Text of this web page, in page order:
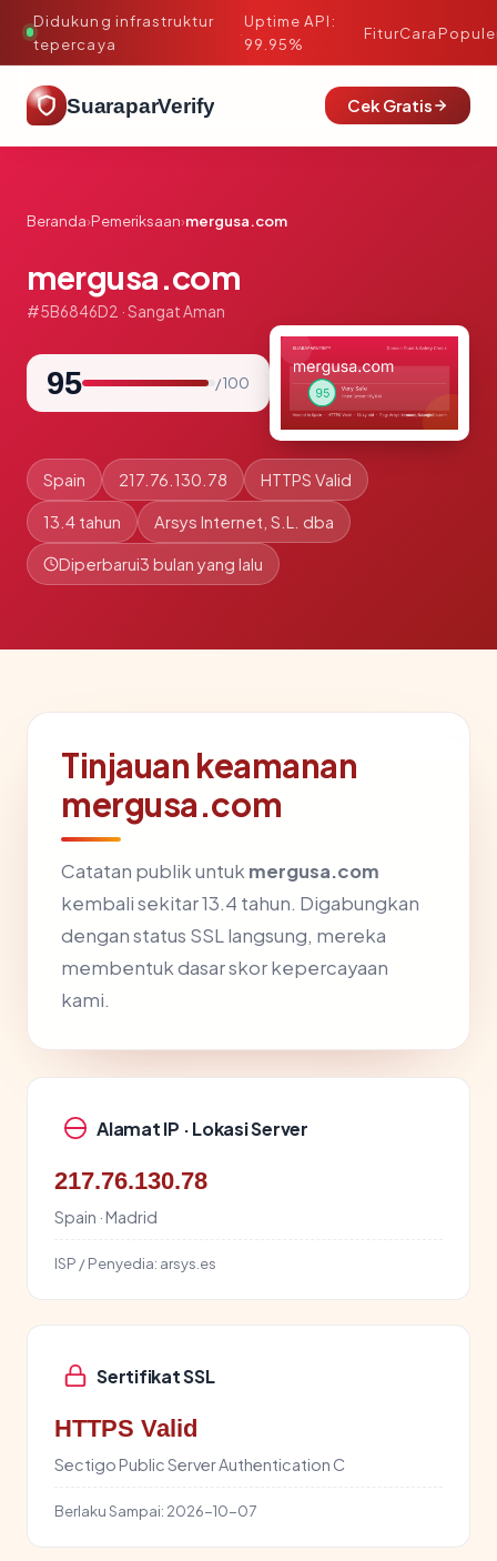
Didukung infrastruktur
tepercaya
·
Uptime API:
99.95%
FiturCara
SuaraparVerify Cek Gratis
Beranda›Pemeriksaan›mergusa.com
mergusa.com
#5B6846D2 · Sangat Aman
95 / 100
Spain 217.76.130.78 HTTPS Valid
13.4 tahun Arsys Internet, S.L. dba
Diperbarui3 bulan yang lalu
Tinjauan keamanan
mergusa.com
Catatan publik untuk mergusa.com
kembali sekitar 13.4 tahun. Digabungkan
dengan status SSL langsung, mereka
membentuk dasar skor kepercayaan
kami.
Alamat IP · Lokasi Server
217.76.130.78
Spain · Madrid
ISP / Penyedia: arsys.es
Sertifikat SSL
HTTPS Valid
Sectigo Public Server Authentication C
Berlaku Sampai: 2026-10-07